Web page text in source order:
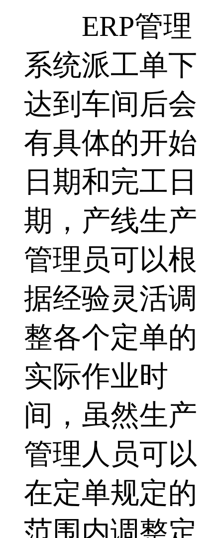
ERP管理
系统派工单下
达到车间后会
有具体的开始
日期和完工日
期，产线生产
管理员可以根
据经验灵活调
整各个定单的
实际作业时
间，虽然生产
管理人员可以
在定单规定的